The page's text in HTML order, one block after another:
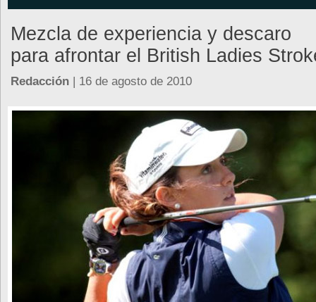
Mezcla de experiencia y descaro
para afrontar el British Ladies
Redacción | 16 de agosto de 2010